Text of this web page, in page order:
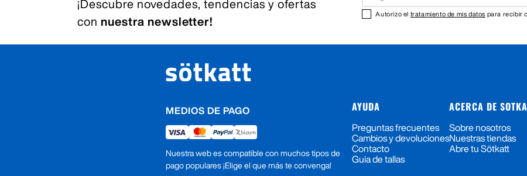
¡Descubre novedades, tendencias y ofertas
con nuestra newsletter!
Autorizo el tratamiento de mis datos para recibir
MEDIOS DE PAGO
Nuestra web es compatible con muchos tipos de
pago populares ¡Elige el que más te convenga!
AYUDA
Preguntas frecuentes
Cambios y devoluciones
Contacto
Guia de tallas
ACERCA DE
Sobre nosotros
Nuestras tiendas
Abre tu Sötkatt